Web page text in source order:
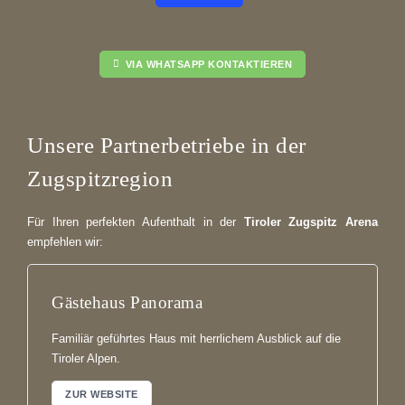
VIA WHATSAPP KONTAKTIEREN
Unsere Partnerbetriebe in der
Zugspitzregion
Für Ihren perfekten Aufenthalt in der Tiroler Zugspitz Arena
empfehlen wir:
Gästehaus Panorama
Familiär geführtes Haus mit herrlichem Ausblick auf die
Tiroler Alpen.
ZUR WEBSITE